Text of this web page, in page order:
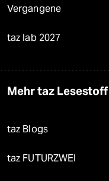
Vergangene
taz lab 2027
Mehr taz Lesestoff
taz Blogs
taz FUTURZWEI